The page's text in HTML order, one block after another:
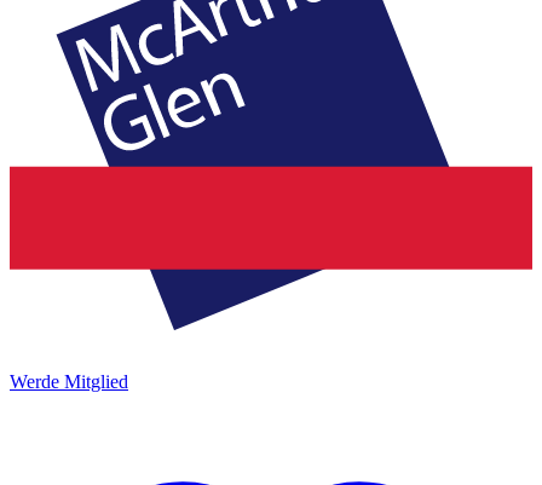
Werde Mitglied